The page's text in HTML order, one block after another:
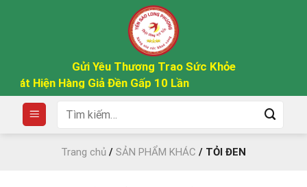
Gửi Yêu Thương Trao Sức Khỏe
Phát Hiện Hàng Giả Đền Gấp 10 Lần
kiếm:
Trang chủ / SẢN PHẨM KHÁC / TỎI ĐEN